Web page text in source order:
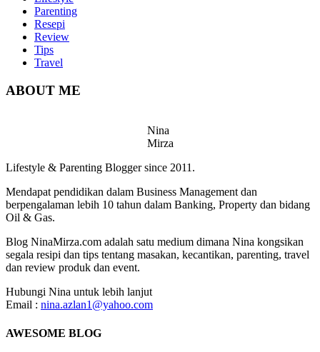
Parenting
Resepi
Review
Tips
Travel
ABOUT ME
Nina
Mirza
Lifestyle & Parenting Blogger since 2011.
Mendapat pendidikan dalam Business Management dan
berpengalaman lebih 10 tahun dalam Banking, Property dan bidang
Oil & Gas.
Blog NinaMirza.com adalah satu medium dimana Nina kongsikan
segala resipi dan tips tentang masakan, kecantikan, parenting, travel
dan review produk dan event.
Hubungi Nina untuk lebih lanjut
Email : nina.azlan1@yahoo.com
AWESOME BLOG